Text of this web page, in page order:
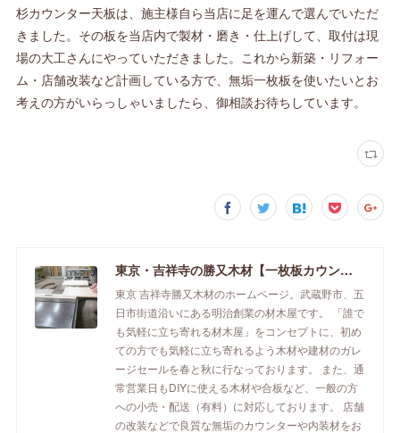
杉カウンター天板は、施主様自ら当店に足を運んで選んでいただ
きました。その板を当店内で製材・磨き・仕上げして、取付は現
場の大工さんにやっていただきました。これから新築・リフォー
ム・店舗改装など計画している方で、無垢一枚板を使いたいとお
考えの方がいらっしゃいましたら、御相談お待ちしています。
東京・吉祥寺の勝又木材【一枚板カウンター】
東京 吉祥寺勝又木材のホームページ。武蔵野市、五
日市街道沿いにある明治創業の材木屋です。 「誰で
も気軽に立ち寄れる材木屋」をコンセプトに、初め
ての方でも気軽に立ち寄れるよう木材や建材のガレ
ージセールを春と秋に行なっております。 また、通
常営業日もDIYに使える木材や合板など、一般の方
への小売・配送（有料）に対応しております。 店舗
の改装などで良質な無垢のカウンターや内装材をお